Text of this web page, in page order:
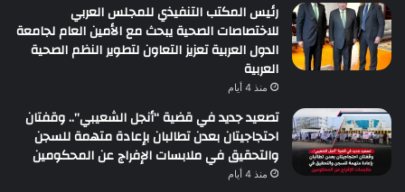
رئيس المكتب التنفيذي للمجلس العربي
للاختصاصات الصحية يبحث مع الأمين العام لجامعة
الدول العربية تعزيز التعاون لتطوير النظم الصحية
العربية
منذ 4 أيام
تصعيد جديد في قضية “أنجل الشعيبي”.. وقفتان
احتجاجيتان بعدن تطالبان بإعادة متهمة للسجن
والتحقيق في ملابسات الإفراج عن المحكومين
منذ 4 أيام